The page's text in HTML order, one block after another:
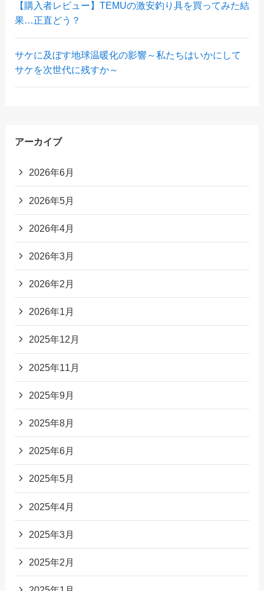
【購入者レビュー】TEMUの激安釣り具を買ってみた結
果…正直どう？
サケに及ぼす地球温暖化の影響～私たちはいかにして
サケを次世代に残すか～
アーカイブ
2026年6月
2026年5月
2026年4月
2026年3月
2026年2月
2026年1月
2025年12月
2025年11月
2025年9月
2025年8月
2025年6月
2025年5月
2025年4月
2025年3月
2025年2月